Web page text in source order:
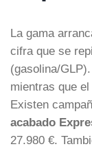
La gama
cifra que se
(gasolina/
mientras que
Existen
acabado
27.980 €.